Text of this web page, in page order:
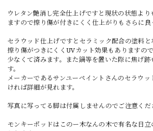
ウレタン艶消し完全仕上げですと現状の状態より
ますので擦り傷が付きにくく仕上がりもさらに良
セラウッド仕上げですとセラミック配合の塗料
擦り傷がつきにくくUVカット効果もありますの
少なくて済みます。また鍋等を置いた際に焦げ
す。
メーカーであるサンユーペイントさんのセラウ
ければ詳細が見れます。
写真に写ってる脚は付属しませんのでご注意くだ
モンキーポッドはこのー木なんの木で有名な日